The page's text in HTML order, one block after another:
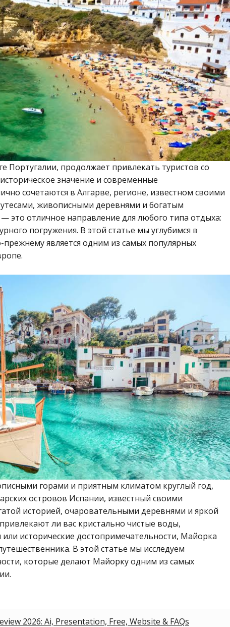
Португалии, продолжает привлекать туристов со
значение и современные
сочетаются в Алгарве, регионе, известном своими
живописными деревнями и богатым
это отличное направление для любого типа отдыха:
погружения. В этой статье мы углубимся в
является одним из самых популярных
горами и приятным климатом круглый год,
островов Испании, известный своими
историей, очаровательными деревнями и яркой
ли вас кристально чистые воды,
исторические достопримечательности, Майорка
В этой статье мы исследуем
которые делают Майорку одним из самых
2026: Ai, Presentation, Free, Website & FAQs